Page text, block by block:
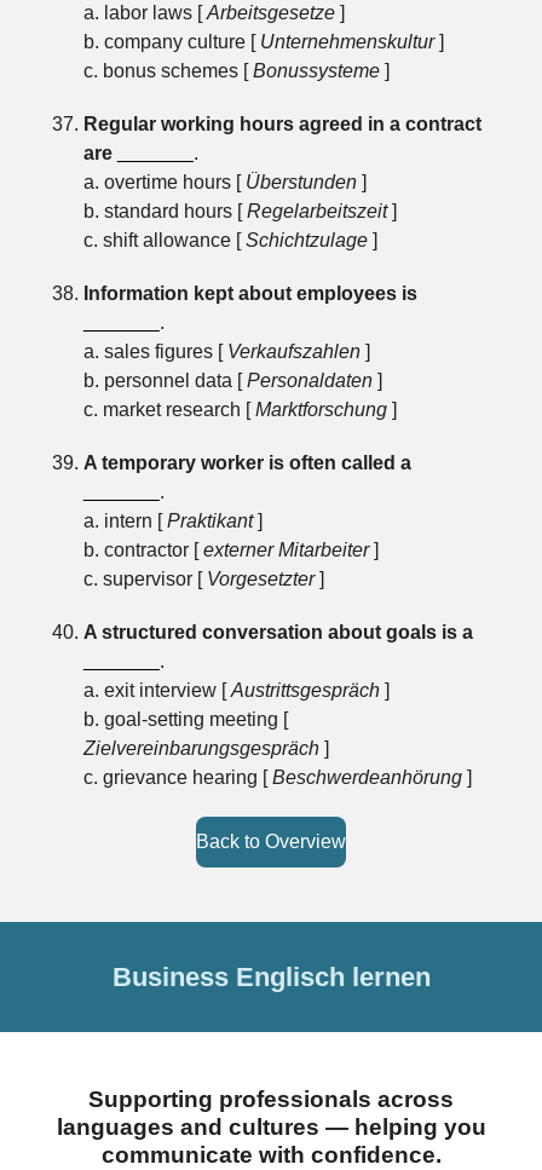
a. labor laws [Arbeitsgesetze]
b. company culture [ Unternehmenskultur]
c. bonus schemes [Bonussysteme]
Regular working hours agreed in a contract
are
.
a. overtime hours [ Überstunden]
b. standard hours [Regelarbeitszeit]
c. shift allowance [Schichtzulage]
Information kept about employees is
.
a. sales figures [ Verkaufszahlen]
b. personnel data [Personaldaten]
c. market research [Marktforschung]
A temporary worker is often called a
.
a. intern [Praktikant]
b. contractor [externer Mitarbeiter]
c. supervisor [ Vorgesetzter]
A structured conversation about goals is a
.
a. exit interview [Austrittsgespräch]
b. goal-setting meeting [
Zielvereinbarungsgespräch]
c. grievance hearing [Beschwerdeanhörung]
Back to Overview
Business Englisch lernen
Supporting professionals across
languages and cultures — helping you
communicate with confidence.